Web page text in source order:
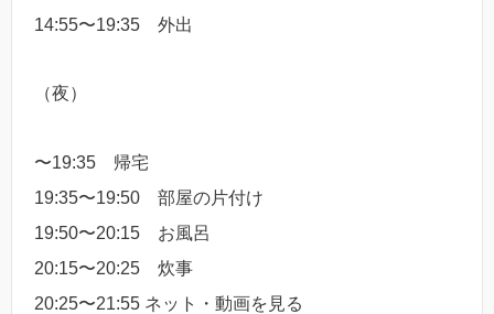
14:55〜19:35 外出
（夜）
〜19:35 帰宅
19:35〜19:50 部屋の片付け
19:50〜20:15 お風呂
20:15〜20:25 炊事
20:25〜21:55 ネット・動画を見る